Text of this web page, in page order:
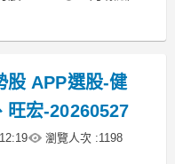
出來的標的，至 6/16
股 APP選股-健
旺宏-20260527
瀏覽人次 :1198